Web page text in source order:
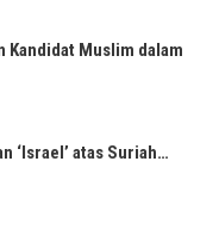
Kandidat Muslim dalam
‘Israel’ atas Suriah…